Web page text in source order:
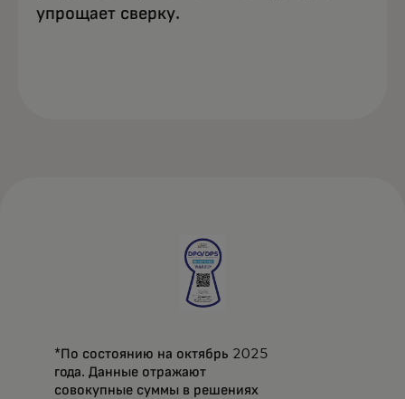
упрощает сверку.
*По состоянию на октябрь 2025
года. Данные отражают
совокупные суммы в решениях